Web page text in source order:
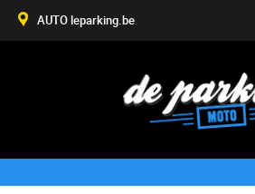
AUTO leparking.be